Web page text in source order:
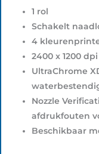
1 rol
Schakelt
4
2400 x 1200
UltraChrome
Nozzle
afdrukfouten
Beschikbaar